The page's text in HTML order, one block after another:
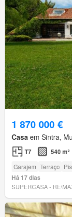
1 870 000 €
Casa em Sintra,
T7 540 m²
Garajem Terraço
Há 17 dias
SUPERCASA -